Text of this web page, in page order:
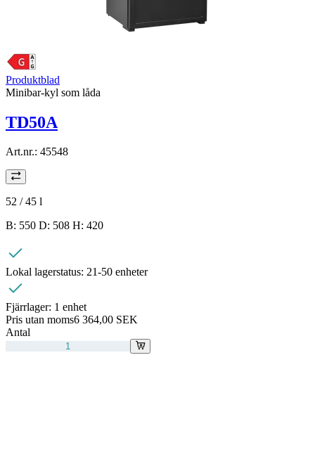
Produktblad
Minibar-kyl som låda
TD50A
Art.nr.: 45548
52 / 45 l
B: 550 D: 508 H: 420
Lokal lagerstatus: 21-50 enheter
Fjärrlager: 1 enhet
Pris utan moms6 364,00 SEK
Antal